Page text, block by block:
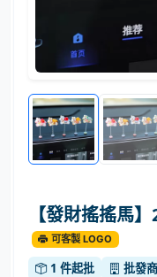
【發財搖搖馬
可客製 LOGO
1 件起批 批發